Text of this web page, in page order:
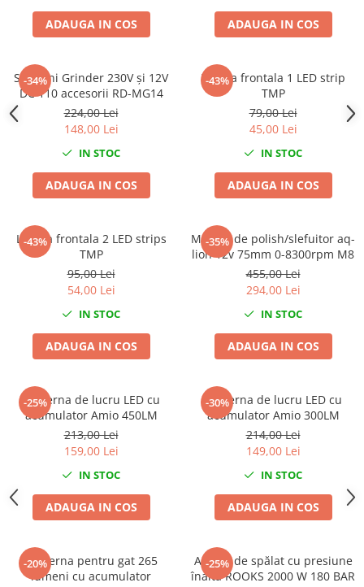
Aeroterme si Incalzitoare
Aparate de spalat cu presiune
Lampi si Lanterne
Masini de insurubat si gaurit
Masini de polishat
Pistoale aer cald
Pistoale de lipit
Pistoale electrice de impact
Polizoare unghiulare
Slefuitoare electrice
Scule fixare distributie
Alfa romeo
Bmw
Chevrolet
Citroen
Dacia
Jeep
Lancia
Mazda
Mercedes
ADAUGA IN COS ADAUGA IN COS
-34%
Set Mini Grinder 230V și 12V
DC 110 accesorii RD-MG14
224,00 Lei
148,00 Lei
IN STOC
ADAUGA IN COS
-43%
Lampa frontala 1 LED strip
TMP
79,00 Lei
45,00 Lei
IN STOC
ADAUGA IN COS
-43%
Lampa frontala 2 LED strips
TMP
95,00 Lei
54,00 Lei
IN STOC
ADAUGA IN COS
-35%
Masina de polish/slefuitor aq-
lion 12v 75mm 0-8300rpm M8
455,00 Lei
294,00 Lei
IN STOC
ADAUGA IN COS
-25%
Lanterna de lucru LED cu
acumulator Amio 450LM
213,00 Lei
159,00 Lei
IN STOC
ADAUGA IN COS
-30%
Lanterna de lucru LED cu
acumulator Amio 300LM
214,00 Lei
149,00 Lei
IN STOC
ADAUGA IN COS
-20%
Lanterna pentru gat 265
lumeni cu acumulator
-25%
Aparat de spălat cu presiune
înaltă ROOKS 2000 W 180 BAR